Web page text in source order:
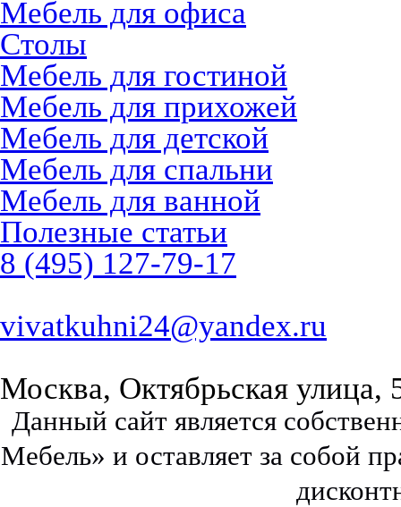
Мебель для офиса
Столы
Мебель для гостиной
Мебель для прихожей
Мебель для детской
Мебель для спальни
Мебель для ванной
Полезные статьи
8 (495) 127-79-17
vivatkuhni24@yandex.ru
Москва, Октябрьская улица,
Данный сайт является
Мебель» и оставляет за собой